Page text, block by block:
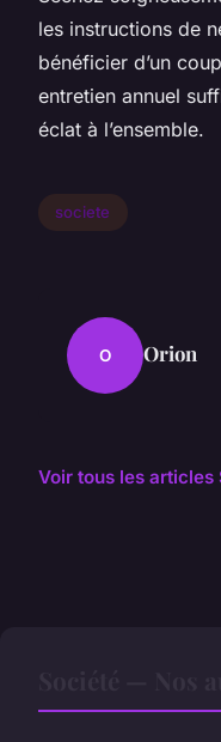
les instructions de
bénéficier d’un
entretien annuel
éclat à l’ensemble.
societe
O Orion
Voir tous les articles